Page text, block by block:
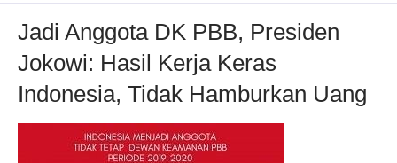
Jadi Anggota DK PBB, Presiden
Jokowi: Hasil Kerja Keras
Indonesia, Tidak Hamburkan Uang